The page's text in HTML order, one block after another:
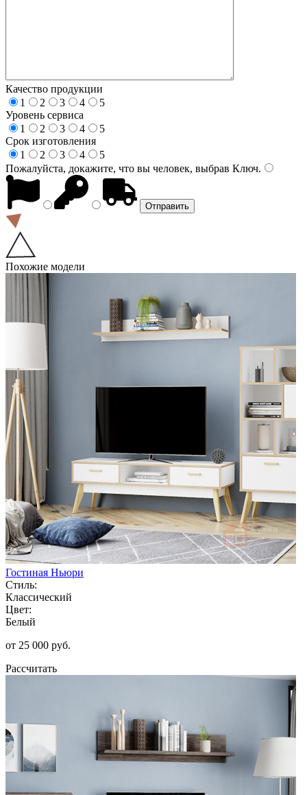
Качество продукции
1
2 3 4
5
Уровень сервиса
1
2 3 4
5
Срок изготовления
1
2 3 4
5
Пожалуйста, докажите, что вы человек, выбрав Ключ.
Похожие модели
Гостиная Ньюри
Стиль:
Классический
Цвет:
Белый
от 25 000 руб.
Рассчитать